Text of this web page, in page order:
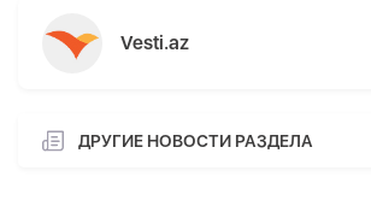
Vesti.az
ДРУГИЕ НОВОСТИ РАЗДЕЛА